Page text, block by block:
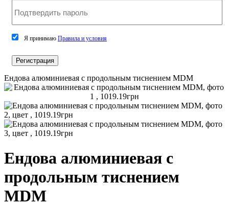
Я принимаю Правила и условия
Регистрация
Ендова алюминиевая с продольным тиснением MDM
Ендова алюминиевая с
продольным тиснением
MDM